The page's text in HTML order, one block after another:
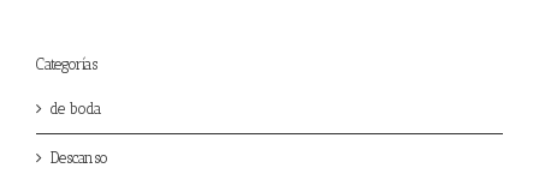
Categorías
de boda
Descanso